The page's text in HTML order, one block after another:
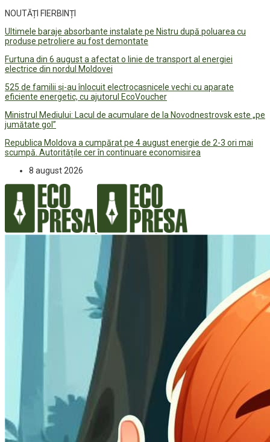
NOUTĂȚI FIERBINȚI
Ultimele baraje absorbante instalate pe Nistru după poluarea cu
produse petroliere au fost demontate
Furtuna din 6 august a afectat o linie de transport al energiei
electrice din nordul Moldovei
525 de familii și-au înlocuit electrocasnicele vechi cu aparate
eficiente energetic, cu ajutorul EcoVoucher
Ministrul Mediului: Lacul de acumulare de la Novodnestrovsk este „pe
jumătate gol”
Republica Moldova a cumpărat pe 4 august energie de 2-3 ori mai
scumpă. Autoritățile cer în continuare economisirea
8 august 2026